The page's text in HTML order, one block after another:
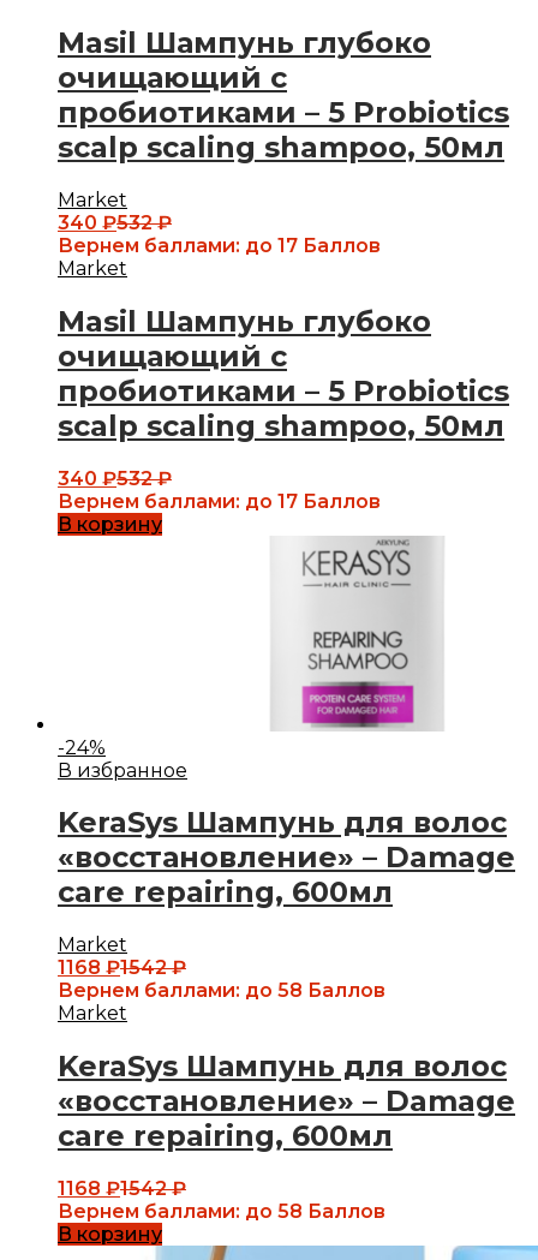
Masil Шампунь глубоко
очищающий с
пробиотиками – 5 Probiotics
scalp scaling shampoo, 50мл
Market
340 ₽532₽
Вернем баллами: до 17 Баллов
Market
Masil Шампунь глубоко
очищающий с
пробиотиками – 5 Probiotics
scalp scaling shampoo, 50мл
340 ₽532₽
Вернем баллами: до 17 Баллов
В корзину
-24%
В избранное
KeraSys Шампунь для волос
«восстановление» – Damage
care repairing, 600мл
Market
1168 ₽1542₽
Вернем баллами: до 58 Баллов
Market
KeraSys Шампунь для волос
«восстановление» – Damage
care repairing, 600мл
1168 ₽1542₽
Вернем баллами: до 58 Баллов
В корзину